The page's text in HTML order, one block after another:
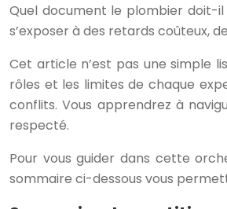
Quel document le plombier doit-
s’exposer à des retards coûteux,
Cet article n’est pas une simple
rôles et les limites de chaque
conflits. Vous apprendrez à
respecté.
Pour vous guider dans cette
sommaire ci-dessous vous